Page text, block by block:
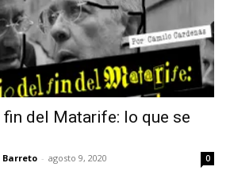
del Matarife: lo que se
Barreto - agosto 9, 2020 0